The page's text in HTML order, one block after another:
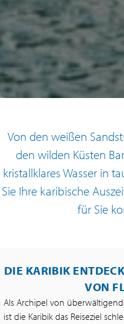
Von den weißen
den wilden Küsten
kristallklares Wasser in
Sie Ihre karibische
für Sie
DIE KARIBIK
VON
Als Archipel von
ist die Karibik das Reiseziel